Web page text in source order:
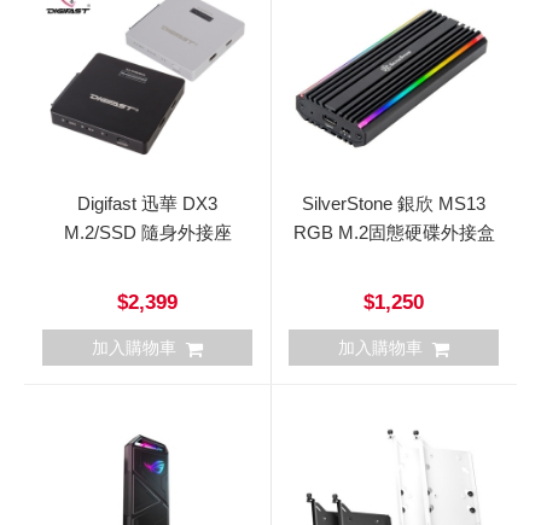
Digifast 迅華 DX3
M.2/SSD 隨身外接座
$2,399
加入購物車
SilverStone 銀欣 MS13
RGB M.2固態硬碟外接盒
$1,250
加入購物車